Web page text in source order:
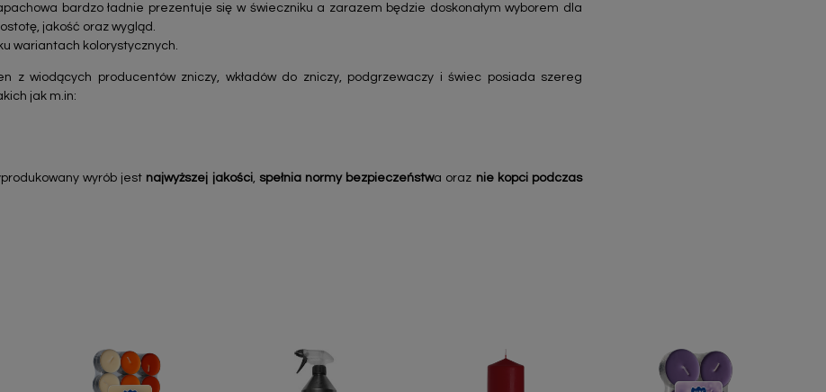
bardzo ładnie prezentuje się w świeczniku a zarazem będzie doskonałym wyborem dla
jakość oraz wygląd.
wariantach kolorystycznych.
z wiodących producentów zniczy, wkładów do zniczy, podgrzewaczy i świec posiada szereg
jak m.in:
wyrób jest najwyższej jakości, spełnia normy bezpieczeństwa oraz nie kopci podczas